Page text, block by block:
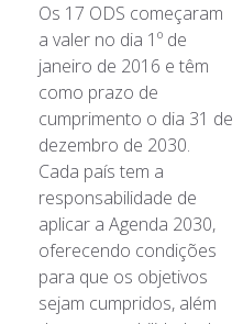
Os 17 ODS começaram
a valer no dia 1º de
janeiro de 2016 e têm
como prazo de
cumprimento o dia 31 de
dezembro de 2030.
Cada país tem a
responsabilidade de
aplicar a Agenda 2030,
oferecendo condições
para que os objetivos
sejam cumpridos, além